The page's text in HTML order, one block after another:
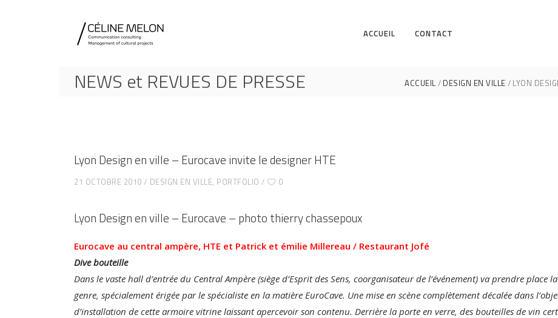
ACCUEIL CONTACT
NEWS et REVUES DE PRESSE ACCUEIL DESIGN EN VILLE LYON
Lyon Design en ville – Eurocave invite le designer HTE
21 OCTOBRE 2010 DESIGN EN VILLE, PORTFOLIO 0
Lyon Design en ville – Eurocave – photo thierry chassepoux
Eurocave au central ampère, HTE et Patrick et émilie Millereau / Restaurant Jofé
Dive bouteille
Dans le vaste hall d’entrée du Central Ampère (siège d’Esprit des Sens, coorganisateur de l’événement) va prendre place
genre, spécialement érigée par le spécialiste en la matière EuroCave. Une mise en scène complètement décalée dans
d’installation de cette armoire vitrine laissant apercevoir son contenu. Derrière la porte en verre, des bouteilles de vin